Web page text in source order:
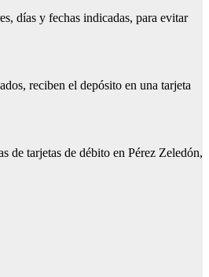
días y fechas indicadas, para evitar
reciben el depósito en una tarjeta
de tarjetas de débito en Pérez Zeledón,